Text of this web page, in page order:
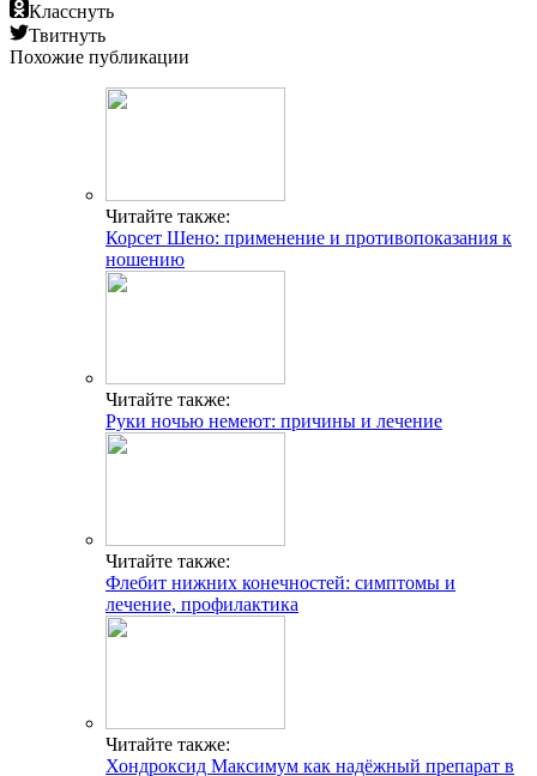
Класснуть
Твитнуть
Похожие публикации
Читайте также:
Корсет Шено: применение и противопоказания к
ношению
Читайте также:
Руки ночью немеют: причины и лечение
Читайте также:
Флебит нижних конечностей: симптомы и
лечение, профилактика
Читайте также:
Хондроксид Максимум как надёжный препарат в